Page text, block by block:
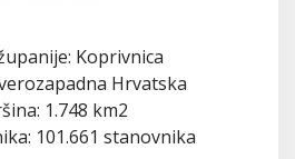
Koprivnica
Hrvatska
1.748 km2
101.661 stanovnika